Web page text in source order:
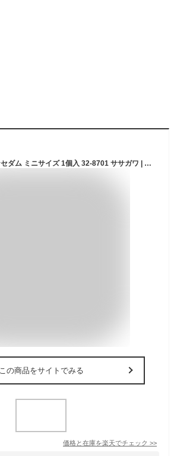
人工観葉植物 グリーンセダム ミニサイズ 1個入 32-8701 ササガワ | 観葉植物 人工樹木 屋内 屋内用 フェイク 卓上 小 ミニ フェイクグリーン 人工 植物 インテリア グリーン 消臭 抗菌 マイナスイオン おしゃれ プレゼント ギフト 贈答 光触媒 花 衛生 オフィス クリニック
この商品をサイトでみる
価格と在庫を楽天でチェック >>